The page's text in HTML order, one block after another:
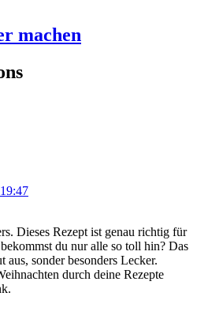
machen
Dieses Rezept ist genau richtig für
du nur alle so toll hin? Das
aus, sonder besonders Lecker.
durch deine Rezepte